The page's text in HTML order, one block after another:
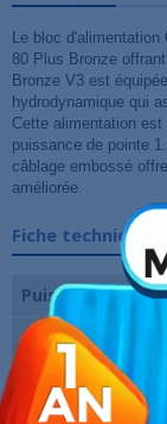
Le bloc d'alimentation
80 Plus Bronze
Bronze V3 est
hydrodynamique qui
Cette alimentation
puissance de pointe
câblage embossé
améliorée.
Fiche technique
Puissance
Certification
Modulaire